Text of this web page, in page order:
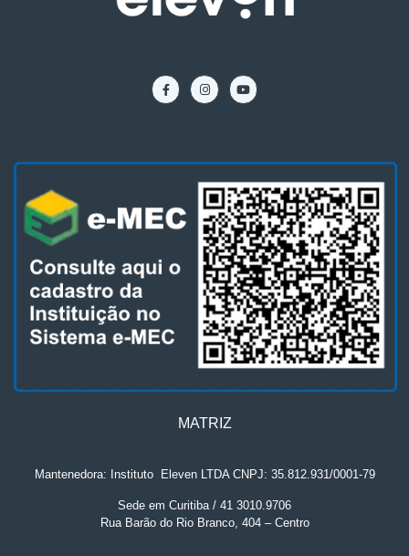
MATRIZ
Mantenedora: Instituto. Eleven LTDA CNPJ: 35.812.931/0001-79
Sede em Curitiba / 41 3010.9706
Rua Barão do Rio Branco, 404 – Centro